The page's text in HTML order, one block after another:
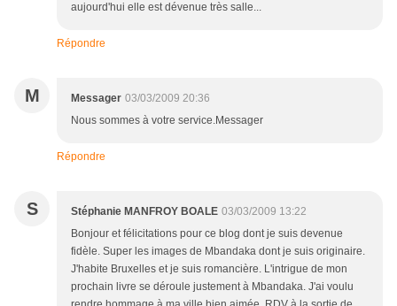
aujourd'hui elle est dévenue très salle...
Répondre
M Messager 03/03/2009 20:36
Nous sommes à votre service.Messager
Répondre
S Stéphanie MANFROY BOALE 03/03/2009 13:22
Bonjour et félicitations pour ce blog dont je suis devenue
fidèle. Super les images de Mbandaka dont je suis originaire.
J'habite Bruxelles et je suis romancière. L'intrigue de mon
prochain livre se déroule justement à Mbandaka. J'ai voulu